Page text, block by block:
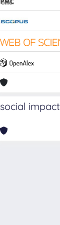
social impact